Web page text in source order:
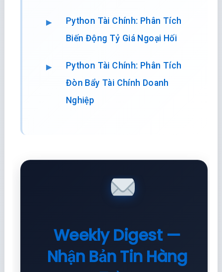
Python Tài Chính: Phân Tích
Biến Động Tỷ Giá Ngoại Hối
Python Tài Chính: Phân Tích
Đòn Bẩy Tài Chính Doanh
Nghiệp
Weekly Digest —
Nhận Bản Tin Hàng